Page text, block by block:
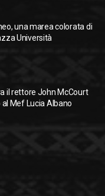
una marea colorata di
Università
il rettore John McCourt
Mef Lucia Albano